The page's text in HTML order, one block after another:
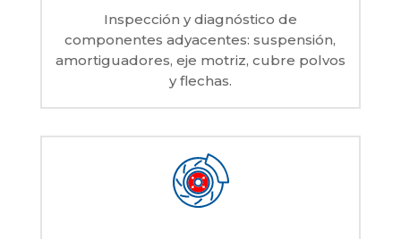
Inspección y diagnóstico de
componentes adyacentes: suspensión,
amortiguadores, eje motriz, cubre polvos
y flechas.